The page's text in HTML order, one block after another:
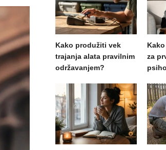
Kako produžiti vek
trajanja alata pravilnim
održavanjem?
za